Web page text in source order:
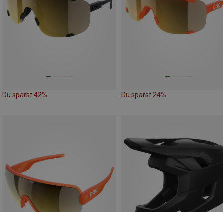
Du sparst 42% Du sparst 24%